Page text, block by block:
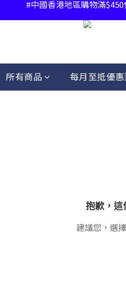
#中國香港地區購物滿$450
#指定產品2件85折
所有商品 每月至抵優
抱歉，
建議您，選